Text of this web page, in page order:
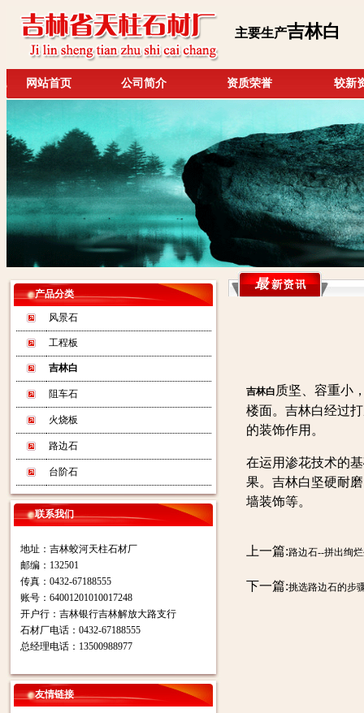
主要生产吉林白
网站首页 公司简介 资质荣誉 较新
产品分类
风景石
工程板
吉林白
阻车石
火烧板
路边石
台阶石
联系我们
地址：吉林蛟河天柱石材厂
邮编：132501
传真：0432-67188555
账号：64001201010017248
开户行：吉林银行吉林解放大路支行
石材厂电话：0432-67188555
总经理电话：13500988977
友情链接
吉林白 质坚、容重小
楼面。吉林白经过
的装饰作用。
在运用渗花技术的
果。吉林白坚硬耐
墙装饰等。
上一篇:路边石--拼出绚
下一篇:挑选路边石的步